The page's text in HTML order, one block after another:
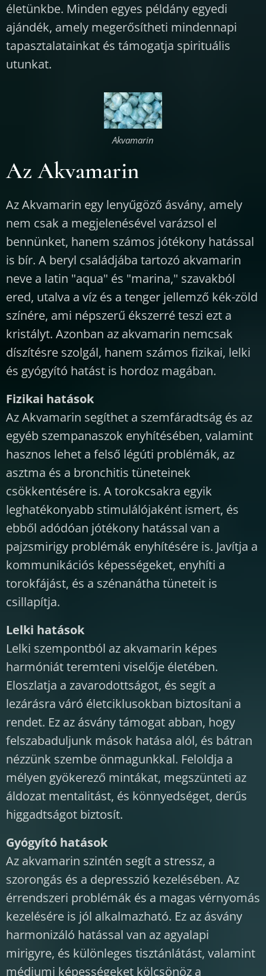
életünkbe. Minden egyes példány egyedi
ajándék, amely megerősítheti mindennapi
tapasztalatainkat és támogatja spirituális
utunkat.
Akvamarin
Az Akvamarin
Az Akvamarin egy lenyűgöző ásvány, amely
nem csak a megjelenésével varázsol el
bennünket, hanem számos jótékony hatással
is bír. A beryl családjába tartozó akvamarin
neve a latin "aqua" és "marina," szavakból
ered, utalva a víz és a tenger jellemző kék-zöld
színére, ami népszerű ékszerré teszi ezt a
kristályt. Azonban az akvamarin nemcsak
díszítésre szolgál, hanem számos fizikai, lelki
és gyógyító hatást is hordoz magában.
Fizikai hatások
Az Akvamarin segíthet a szemfáradtság és az
egyéb szempanaszok enyhítésében, valamint
hasznos lehet a felső légúti problémák, az
asztma és a bronchitis tüneteinek
csökkentésére is. A torokcsakra egyik
leghatékonyabb stimulálójaként ismert, és
ebből adódóan jótékony hatással van a
pajzsmirigy problémák enyhítésére is. Javítja a
kommunikációs képességeket, enyhíti a
torokfájást, és a szénanátha tüneteit is
csillapítja.
Lelki hatások
Lelki szempontból az akvamarin képes
harmóniát teremteni viselője életében.
Eloszlatja a zavarodottságot, és segít a
lezárásra váró életciklusokban biztosítani a
rendet. Ez az ásvány támogat abban, hogy
felszabaduljunk mások hatása alól, és bátran
nézzünk szembe önmagunkkal. Feloldja a
mélyen gyökerező mintákat, megszünteti az
áldozat mentalitást, és könnyedséget, derűs
higgadtságot biztosít.
Gyógyító hatások
Az akvamarin szintén segít a stressz, a
szorongás és a depresszió kezelésében. Az
érrendszeri problémák és a magas vérnyomás
kezelésére is jól alkalmazható. Ez az ásvány
harmonizáló hatással van az agyalapi
mirigyre, és különleges tisztánlátást, valamint
médiumi képességeket kölcsönöz a